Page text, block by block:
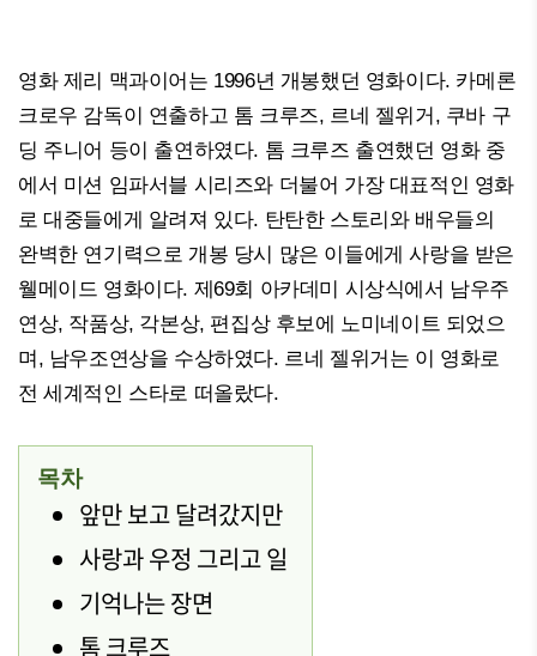
영화 제리 맥과이어는 1996년 개봉했던 영화이다. 카메론
크로우 감독이 연출하고 톰 크루즈, 르네 젤위거, 쿠바 구
딩 주니어 등이 출연하였다. 톰 크루즈 출연했던 영화 중
에서 미션 임파서블 시리즈와 더불어 가장 대표적인 영화
로 대중들에게 알려져 있다. 탄탄한 스토리와 배우들의
완벽한 연기력으로 개봉 당시 많은 이들에게 사랑을 받은
웰메이드 영화이다. 제69회 아카데미 시상식에서 남우주
연상, 작품상, 각본상, 편집상 후보에 노미네이트 되었으
며, 남우조연상을 수상하였다. 르네 젤위거는 이 영화로
전 세계적인 스타로 떠올랐다.
목차
앞만 보고 달려갔지만
사랑과 우정 그리고 일
기억나는 장면
톰 크루즈